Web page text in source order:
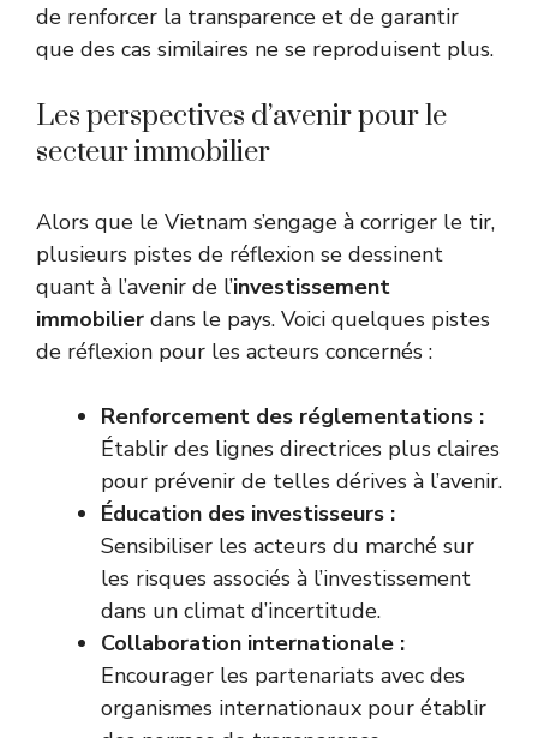
de renforcer la transparence et de garantir
que des cas similaires ne se reproduisent plus.
Les perspectives d’avenir pour le
secteur immobilier
Alors que le Vietnam s’engage à corriger le tir,
plusieurs pistes de réflexion se dessinent
quant à l’avenir de l’investissement
immobilier dans le pays. Voici quelques pistes
de réflexion pour les acteurs concernés :
Renforcement des réglementations :
Établir des lignes directrices plus claires
pour prévenir de telles dérives à l’avenir.
Éducation des investisseurs :
Sensibiliser les acteurs du marché sur
les risques associés à l’investissement
dans un climat d’incertitude.
Collaboration internationale :
Encourager les partenariats avec des
organismes internationaux pour établir